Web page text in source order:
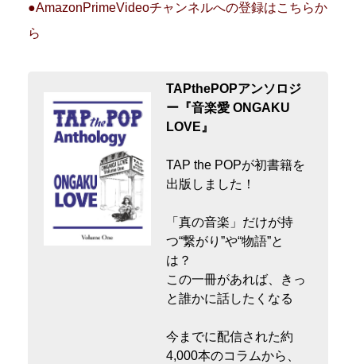
●AmazonPrimeVideoチャンネルへの登録はこちらか
ら
TAPthePOPアンソロジ
ー『音楽愛 ONGAKU
LOVE』
TAP the POPが初書籍を
出版しました！
「真の音楽」だけが持
つ“繋がり”や“物語”と
は？
この一冊があれば、きっ
と誰かに話したくなる
今までに配信された約
4,000本のコラムから、